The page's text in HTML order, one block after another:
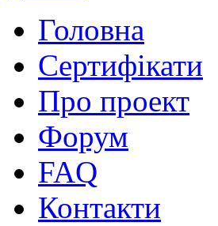
Головна
Сертифікати
Про проект
Форум
FAQ
Контакти